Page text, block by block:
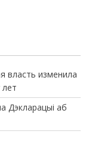
власть изменила
Дэкларацыі аб